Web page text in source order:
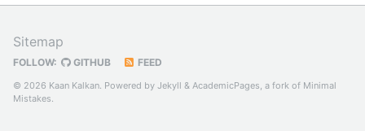
Sitemap
FOLLOW: GITHUB FEED
© 2026 Kaan Kalkan. Powered by Jekyll & AcademicPages, a fork of Minimal
Mistakes.